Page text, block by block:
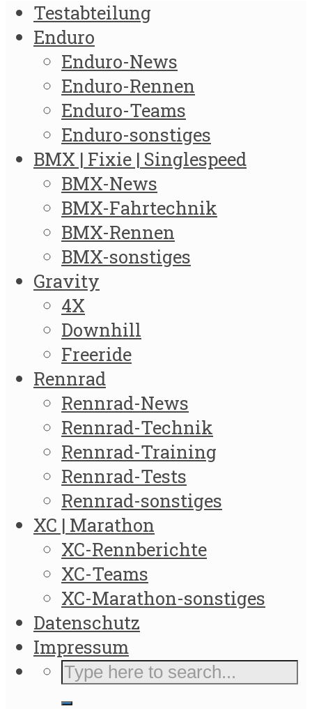
Testabteilung
Enduro
Enduro-News
Enduro-Rennen
Enduro-Teams
Enduro-sonstiges
BMX | Fixie | Singlespeed
BMX-News
BMX-Fahrtechnik
BMX-Rennen
BMX-sonstiges
Gravity
4X
Downhill
Freeride
Rennrad
Rennrad-News
Rennrad-Technik
Rennrad-Training
Rennrad-Tests
Rennrad-sonstiges
XC | Marathon
XC-Rennberichte
XC-Teams
XC-Marathon-sonstiges
Datenschutz
Impressum